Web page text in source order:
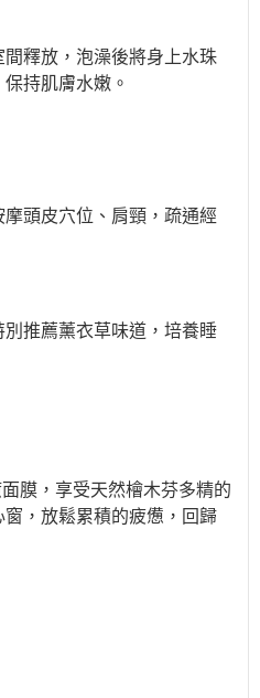
釋放，泡澡後將身上水珠
持肌膚水嫩。
頭皮穴位、肩頸，疏通經
推薦薰衣草味道，培養睡
膜，享受天然檜木芬多精的
，放鬆累積的疲憊，回歸